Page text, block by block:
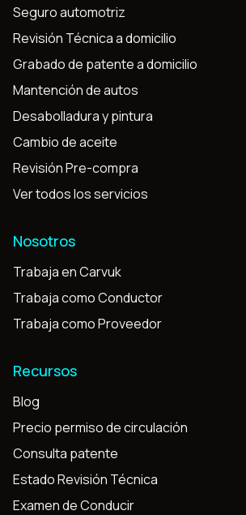
Seguro automotriz
Revisión Técnica a domicilio
Grabado de patente a domicilio
Mantención de autos
Desabolladura y pintura
Cambio de aceite
Revisión Pre-compra
Ver todos los servicios
Nosotros
Trabaja en Carvuk
Trabaja como Conductor
Trabaja como Proveedor
Recursos
Blog
Precio permiso de circulación
Consulta patente
Estado Revisión Técnica
Examen de Conducir